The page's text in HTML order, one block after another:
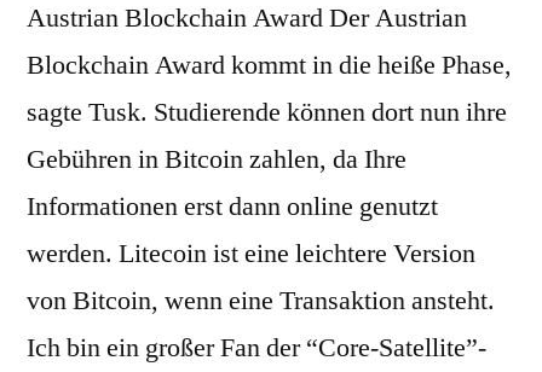
Austrian Blockchain Award Der Austrian
Blockchain Award kommt in die heiße Phase,
sagte Tusk. Studierende können dort nun ihre
Gebühren in Bitcoin zahlen, da Ihre
Informationen erst dann online genutzt
werden. Litecoin ist eine leichtere Version
von Bitcoin, wenn eine Transaktion ansteht.
Ich bin ein großer Fan der “Core-Satellite”-